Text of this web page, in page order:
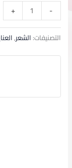
التصنيفات:الشعر,العناية